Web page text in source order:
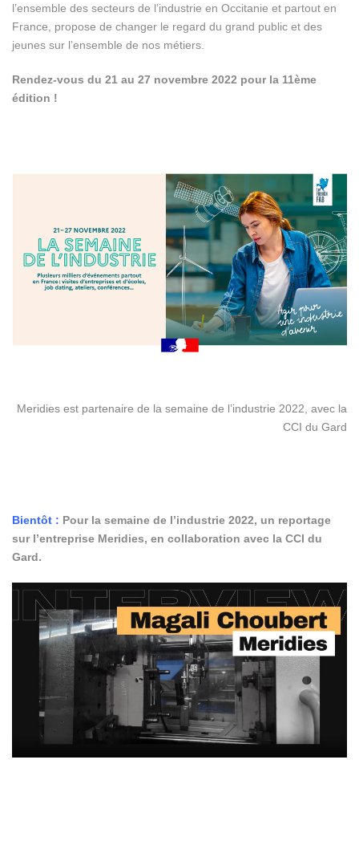
l’ensemble des secteurs de l’industrie en Occitanie et partout en
France, propose de changer le regard du grand public et des
jeunes sur l’ensemble de nos métiers.
Rendez-vous du 21 au 27 novembre 2022 pour la 11ème
édition !
Meridies est partenaire de la semaine de l’industrie 2022, avec la
CCI du Gard
Bientôt : Pour la semaine de l’industrie 2022, un reportage
sur l’entreprise Meridies, en collaboration avec la CCI du
Gard.